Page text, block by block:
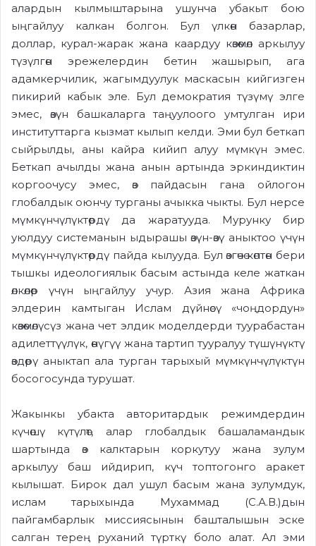
алардын кылмыштарына ушунча убакыт бою
ыңгайлуу калкан болгон. Бул үлкөн базарлар,
доллар, курал-жарак жана каардуу көзөмөл аркылуу
түзүлгөн эрежелердин бетин жашырып, ага
адамкерчилик, жагымдуулук маскасын кийгизген
пикирий кабык эле. Бул демократия түзүмү элге
эмес, өзүн башкаларга таңуулоого умтулган ири
институттарга кызмат кылып келди. Эми бул беткап
сыйрылды, аны кайра кийип алуу мүмкүн эмес.
Беткап ачылды жана анын артында эркиндиктин
коргоочусу эмес, өз пайдасын гана ойлогон
глобалдык оюнчу турганы ачыкка чыкты. Бул нерсе
мүмкүнчүлүктөрдү да жаратууда. Мурунку бир
уюлдуу системанын ыдырашы өзүн-өзү аныктоо үчүн
мүмкүнчүлүктөрдү пайда кылууда. Бул өзгөчө көптөн бери
тышкы идеологиялык басым астында келе жаткан
өлкөлөр үчүн ыңгайлуу учур. Азия жана Африка
элдерин камтыган Ислам дүйнөсү «чоңдордун»
көзөмөлүсүз жана чет элдик моделдерди туурабастан
адилеттүүлүк, өнүгүү жана тартип тууралуу түшүнүктү
өздөрү аныктап ала турган тарыхый мүмкүнчүлүктүн
босогосунда турушат.
Жакынкы убакта авторитардык режимдердин
күчөшү күтүлөт, алар глобалдык башаламандык
шартында өз калктарын коркутуу жана зулум
аркылуу баш ийдирип, күч топтогонго аракет
кылышат. Бирок дал ушул басым жана зулумдук,
ислам тарыхында Мухаммад (С.А.В.)дын
пайгамбарлык миссиясынын башталышын эске
салган терең руханий түрткү боло алат. Ал эми